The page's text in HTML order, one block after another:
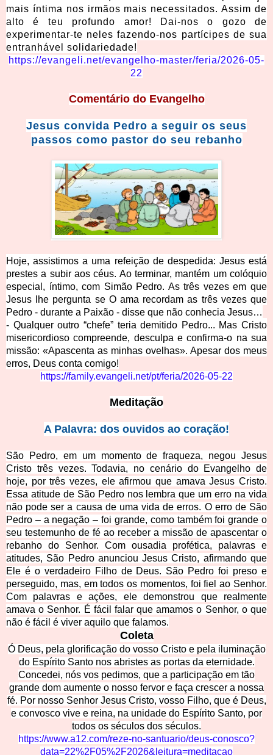
mais íntima nos irmãos mais necessitados. Assim de
alto é teu profundo amor! Dai-nos o gozo de
experimentar-te neles fazendo-nos partícipes de sua
entranhável solidariedade!
https://evangeli.net/evangelho-master/feria/2026-05-
22
Comentáriodo Evangelho
Jesus convida Pedro a seguir os seus
passos como pastor do seu rebanho
Hoje, assistimos a uma refeição de despedida: Jesus está
prestes a subir aos céus. Ao terminar, mantém um colóquio
especial, íntimo, com Simão Pedro. As três vezes em que
Jesus lhe pergunta se O ama recordam as três vezes que
Pedro - durante a Paixão - disse que não conhecia Jesus…
- Qualquer outro “chefe” teria demitido Pedro... Mas Cristo
misericordioso compreende, desculpa e confirma-o na sua
missão: «Apascenta as minhas ovelhas». Apesar dos meus
erros, Deus conta comigo!
https://family.evangeli.net/pt/feria/2026-05-22
Meditação
A Palavra: dos ouvidos ao coração!
São Pedro, em um momento de fraqueza, negou Jesus
Cristo três vezes. Todavia, no cenário do Evangelho de
hoje, por três vezes, ele afirmou que amava Jesus Cristo.
Essa atitude de São Pedro nos lembra que um erro na vida
não pode ser a causa de uma vida de erros. O erro de São
Pedro – a negação – foi grande, como também foi grande o
seu testemunho de fé ao receber a missão de apascentar o
rebanho do Senhor. Com ousadia profética, palavras e
atitudes, São Pedro anunciou Jesus Cristo, afirmando que
Ele é o verdadeiro Filho de Deus. São Pedro foi preso e
perseguido, mas, em todos os momentos, foi fiel ao Senhor.
Com palavras e ações, ele demonstrou que realmente
amava o Senhor. É fácil falar que amamos o Senhor, o que
não é fácil é viver aquilo que falamos.
Coleta
Ó Deus, pela glorificação do vosso Cristo e pela iluminação
do Espírito Santo nos abristes as portas da eternidade.
Concedei, nós vos pedimos, que a participação em tão
grande dom aumente o nosso fervor e faça crescer a nossa
fé. Por nosso Senhor Jesus Cristo, vosso Filho, que é Deus,
e convosco vive e reina, na unidade do Espírito Santo, por
todos os séculos dos séculos.
https://www.a12.com/reze-no-santuario/deus-conosco?
data=22%2F05%2F2026&leitura=meditacao